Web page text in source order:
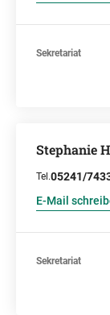
Sekretariat
Stephanie
Tel.05241/
E-Mail
Sekretariat